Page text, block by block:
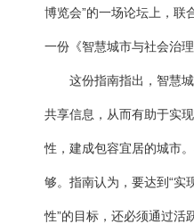
博览会”的一场论坛上，联
一份《智慧城市与社会治
这份指南指出，智慧城
共享信息，从而有助于实
性，建成包容宜居的城市
够。指南认为，要达到“实
性”的目标，还必须通过活